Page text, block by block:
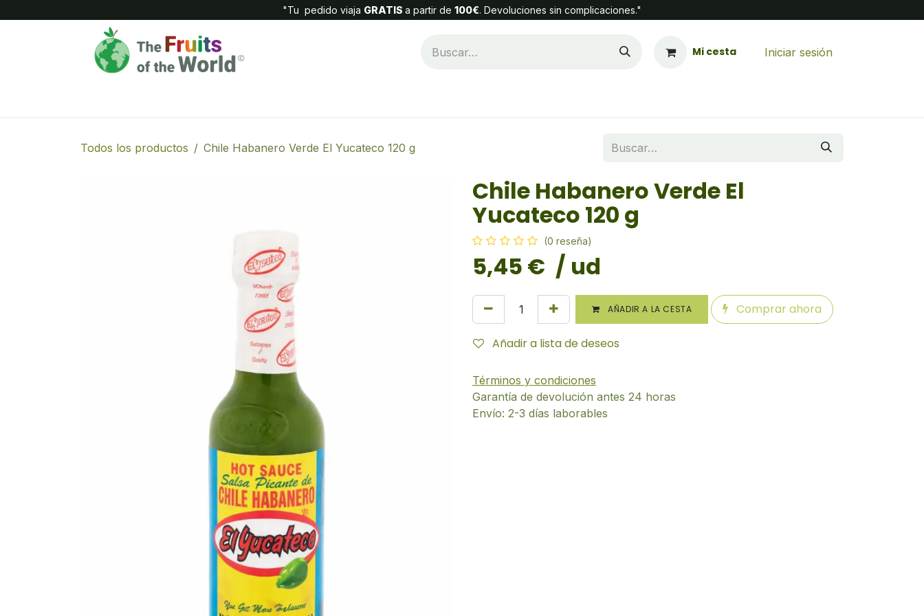
"Tu pedido viaja GRATIS a partir de 100€. Devoluciones sin complicaciones."
Mi cesta Iniciar sesión
Todos los productos Chile Habanero Verde El Yucateco 120 g
Chile Habanero Verde El
Yucateco 120 g
(0 reseña)
5,45 € / ud
AÑADIR A LA CESTA Comprar ahora
Añadir a lista de deseos
Términos y condiciones
Garantía de devolución antes 24 horas
Envío: 2-3 días laborables